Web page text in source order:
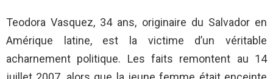
Teodora Vasquez, 34 ans, originaire du Salvador en
Amérique latine, est la victime d’un véritable
acharnement politique. Les faits remontent au 14